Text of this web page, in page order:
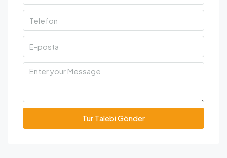
Tur Talebi Gönder